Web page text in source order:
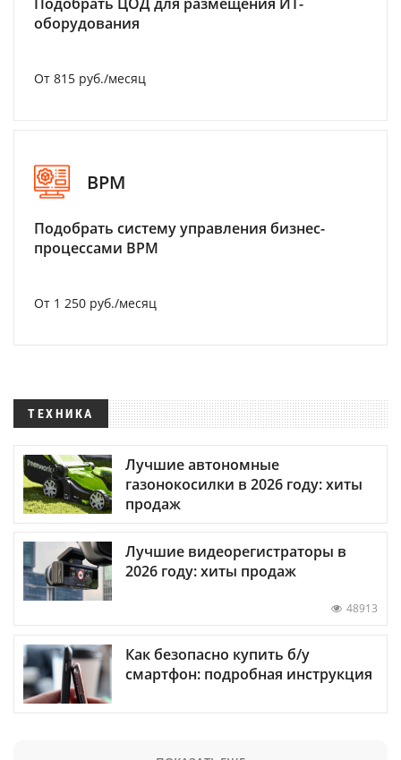
оборудования
От 815 руб./месяц
BPM
Подобрать систему управления бизнес-
процессами BPM
От 1 250 руб./месяц
ТЕХНИКА
Лучшие автономные
газонокосилки в 2026 году: хиты
продаж
Лучшие видеорегистраторы в
2026 году: хиты продаж
48913
Как безопасно купить б/у
смартфон: подробная инструкция